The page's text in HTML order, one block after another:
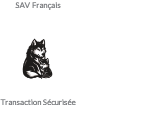
SAV Français
Transaction Sécurisée